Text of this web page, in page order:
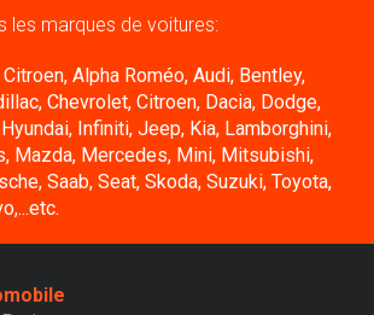
les marques de voitures:
Alpha Roméo, Audi, Bentley,
Chevrolet, Citroen, Dacia, Dodge,
Infiniti, Jeep, Kia, Lamborghini,
Mazda, Mercedes, Mini, Mitsubishi,
Saab, Seat, Skoda, Suzuki, Toyota,